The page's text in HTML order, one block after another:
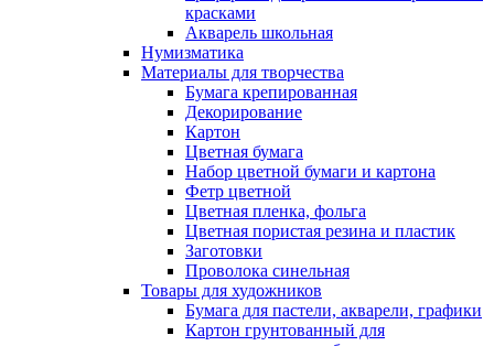
красками
Акварель школьная
Нумизматика
Материалы для творчества
Бумага крепированная
Декорирование
Картон
Цветная бумага
Набор цветной бумаги и картона
Фетр цветной
Цветная пленка, фольга
Цветная пористая резина и пластик
Заготовки
Проволока синельная
Товары для художников
Бумага для пастели, акварели, графики
Картон грунтованный для